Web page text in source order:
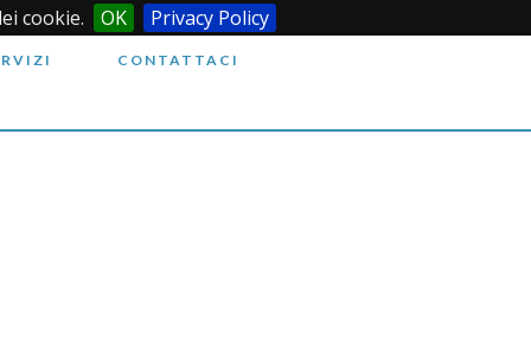
cookie. OK Privacy Policy
CONTATTACI